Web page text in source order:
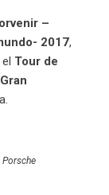
–
2017,
Tour de
Gran
Porsche